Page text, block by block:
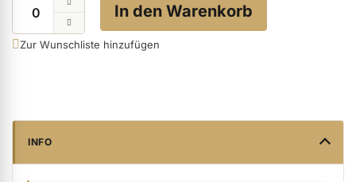
Skintrix anzeigen
In den Warenkorb
Zur Wunschliste hinzufügen
INFO